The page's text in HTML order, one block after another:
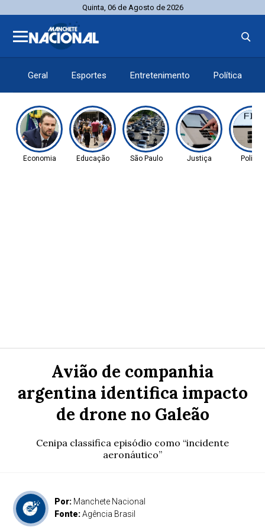
Quinta, 06 de Agosto de 2026
Geral Esportes Entretenimento Política
Economia Educação São Paulo Justiça Política
Avião de companhia
argentina identifica impacto
de drone no Galeão
Cenipa classifica episódio como “incidente
aeronáutico”
Por: Manchete Nacional
Fonte:Agência Brasil